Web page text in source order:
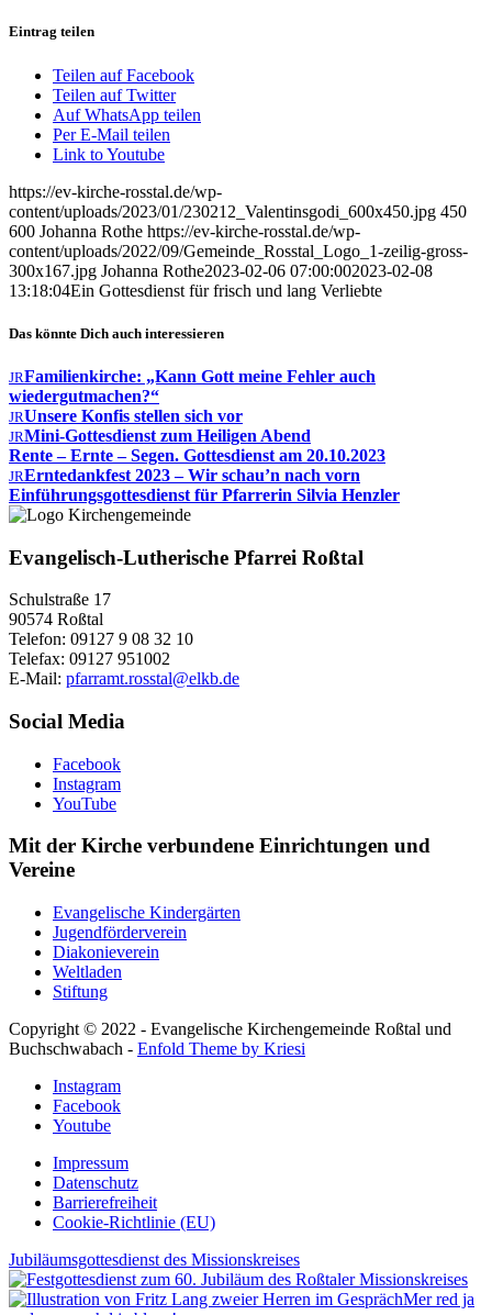
Eintrag teilen
Teilen auf Facebook
Teilen auf Twitter
Auf WhatsApp teilen
Per E-Mail teilen
Link to Youtube
https://ev-kirche-rosstal.de/wp-
content/uploads/2023/01/230212_Valentinsgodi_600x450.jpg 450
600 Johanna Rothe https://ev-kirche-rosstal.de/wp-
content/uploads/2022/09/Gemeinde_Rosstal_Logo_1-zeilig-gross-
300x167.jpg Johanna Rothe2023-02-06 07:00:002023-02-08
13:18:04Ein Gottesdienst für frisch und lang Verliebte
Das könnte Dich auch interessieren
JRFamilienkirche: „Kann Gott meine Fehler auch
wiedergutmachen?“
JRUnsere Konfis stellen sich vor
JRMini-Gottesdienst zum Heiligen Abend
Rente – Ernte – Segen. Gottesdienst am 20.10.2023
JRErntedankfest 2023 – Wir schau’n nach vorn
Einführungsgottesdienst für Pfarrerin Silvia Henzler
Evangelisch-Lutherische Pfarrei Roßtal
Schulstraße 17
90574 Roßtal
Telefon: 09127 9 08 32 10
Telefax: 09127 951002
E-Mail: pfarramt.rosstal@elkb.de
Social Media
Facebook
Instagram
YouTube
Mit der Kirche verbundene Einrichtungen und
Vereine
Evangelische Kindergärten
Jugendförderverein
Diakonieverein
Weltladen
Stiftung
Copyright © 2022 - Evangelische Kirchengemeinde Roßtal und
Buchschwabach - Enfold Theme by Kriesi
Instagram
Facebook
Youtube
Impressum
Datenschutz
Barrierefreiheit
Cookie-Richtlinie (EU)
Jubiläumsgottesdienst des Missionskreises
Mer red ja